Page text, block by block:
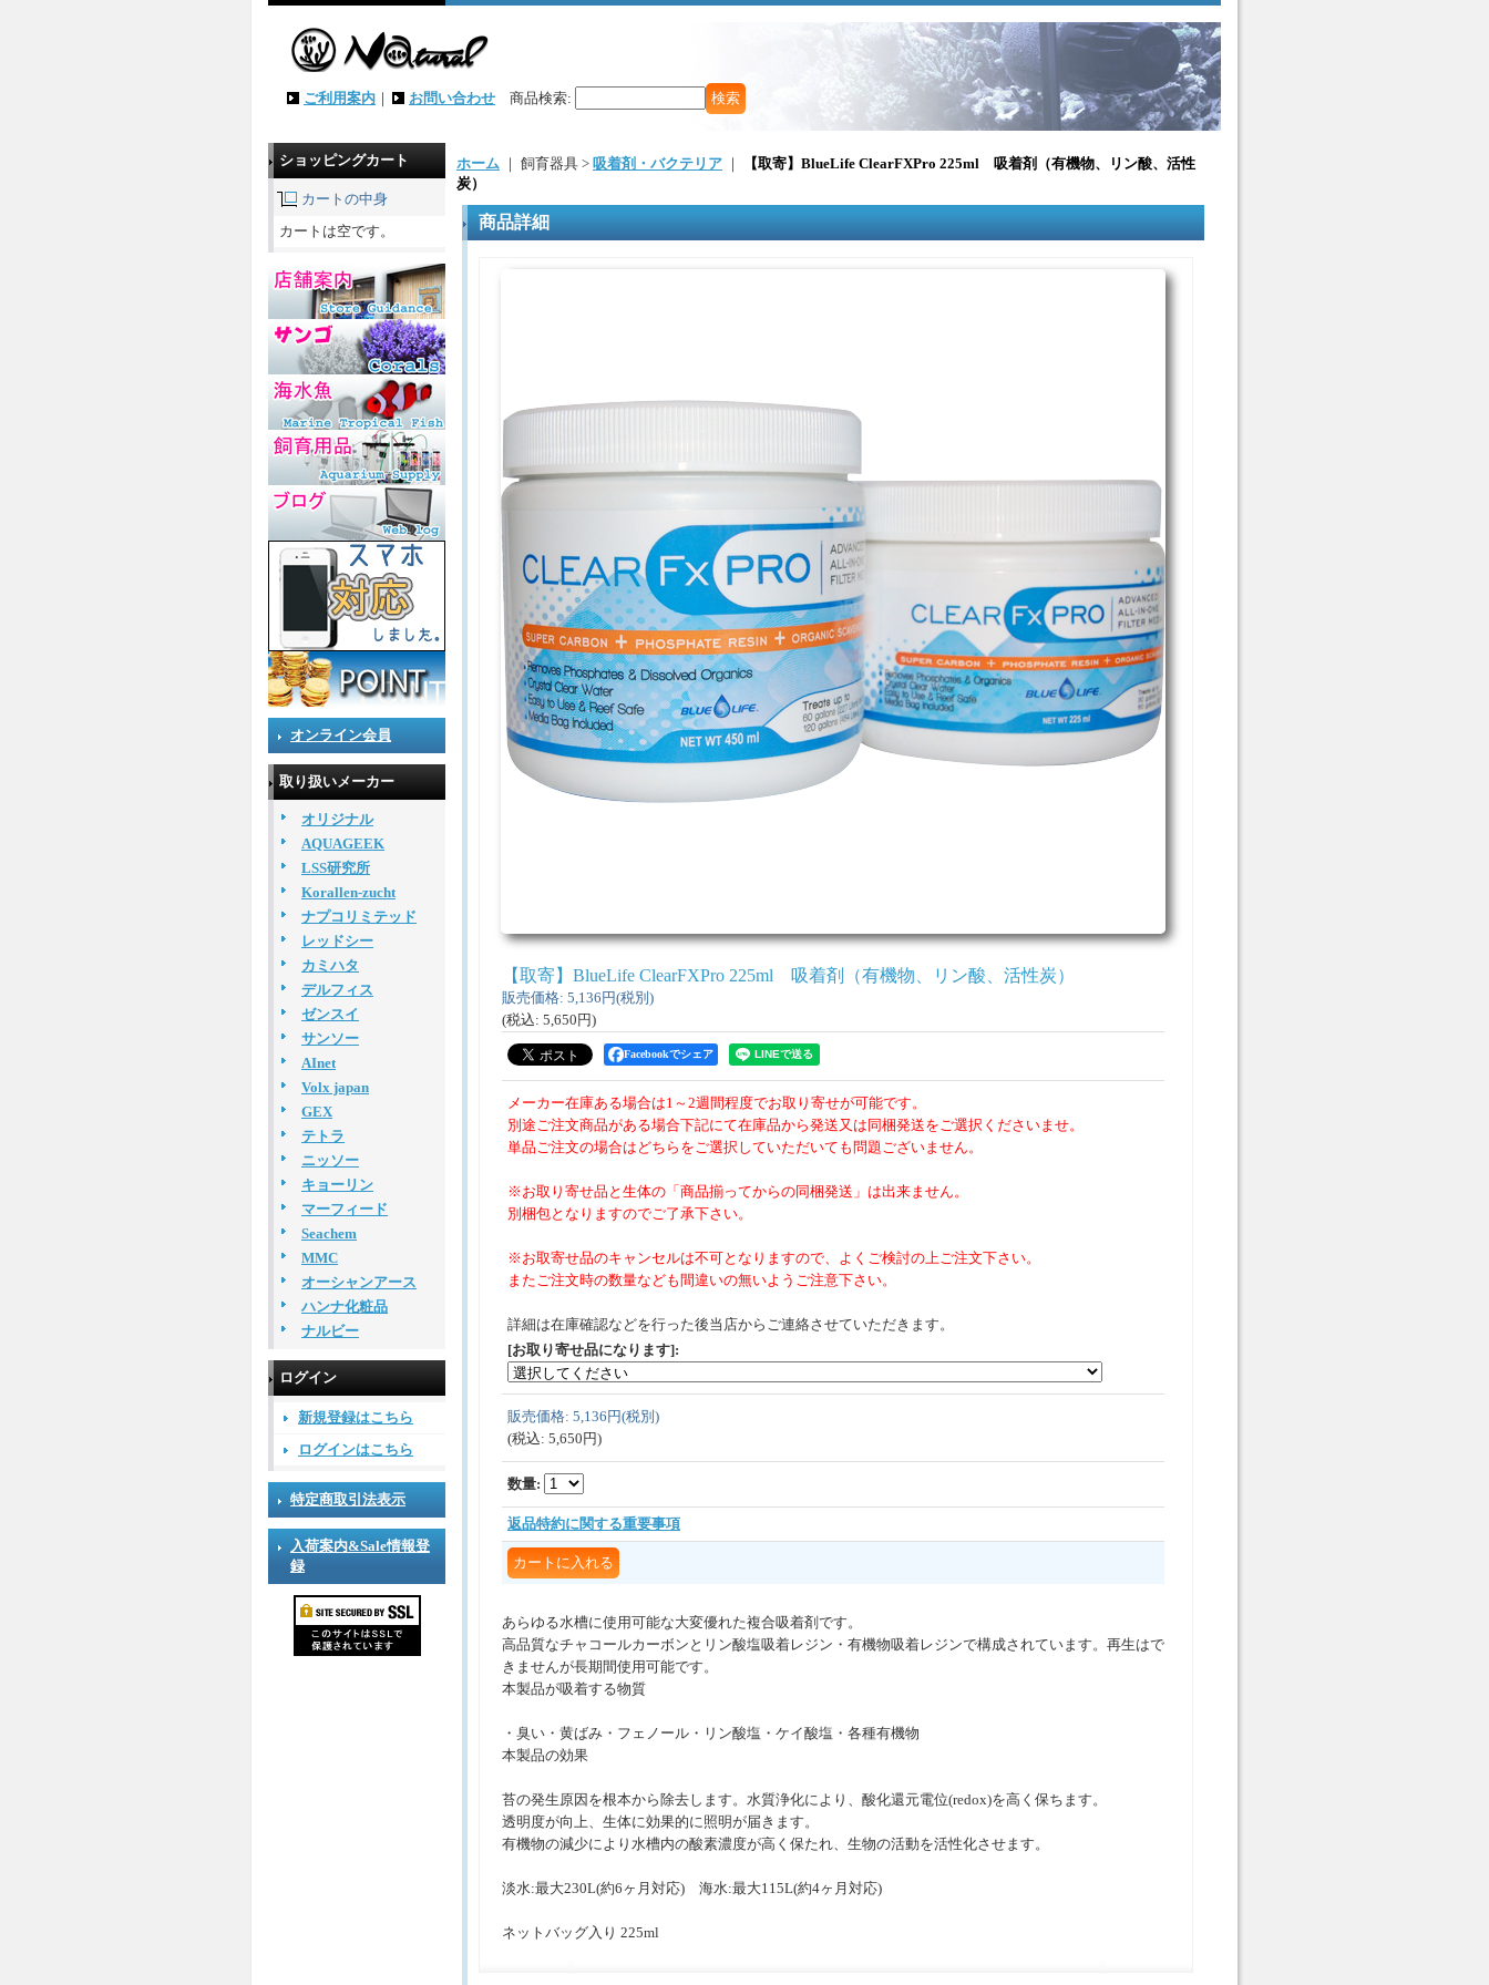
ご利用案内 ｜ お問い合わせ 商品検索:
ショッピングカート
カートの中身
カートは空です。
オンライン会員
取り扱いメーカー
オリジナル
AQUAGEEK
LSS研究所
Korallen-zucht
ナプコリミテッド
レッドシー
カミハタ
デルフィス
ゼンスイ
サンソー
AInet
Volx japan
GEX
テトラ
ニッソー
キョーリン
マーフィード
Seachem
MMC
オーシャンアース
ハンナ化粧品
ナルビー
ログイン
新規登録はこちら
ログインはこちら
特定商取引法表示
入荷案内&Sale情報登
録
ホーム ｜ 飼育器具 > 吸着剤・バクテリア ｜
【取寄】BlueLife ClearFXPro 225ml 吸着剤（有機物、リン酸、活性
炭）
商品詳細
【取寄】BlueLife ClearFXPro 225ml 吸着剤（有機物、リン酸、活性炭）
販売価格: 5,136円(税別)
(税込: 5,650円)
Facebookでシェア
メーカー在庫ある場合は1～2週間程度でお取り寄せが可能です。
別途ご注文商品がある場合下記にて在庫品から発送又は同梱発送をご選択くださいませ。
単品ご注文の場合はどちらをご選択していただいても問題ございません。
※お取り寄せ品と生体の「商品揃ってからの同梱発送」は出来ません。
別梱包となりますのでご了承下さい。
※お取寄せ品のキャンセルは不可となりますので、よくご検討の上ご注文下さい。
またご注文時の数量なども間違いの無いようご注意下さい。
詳細は在庫確認などを行った後当店からご連絡させていただきます。
[お取り寄せ品になります]:
販売価格: 5,136円(税別)
(税込: 5,650円)
数量:
返品特約に関する重要事項
あらゆる水槽に使用可能な大変優れた複合吸着剤です。
高品質なチャコールカーボンとリン酸塩吸着レジン・有機物吸着レジンで構成されています。再生はで
きませんが長期間使用可能です。
本製品が吸着する物質
・臭い・黄ばみ・フェノール・リン酸塩・ケイ酸塩・各種有機物
本製品の効果
苔の発生原因を根本から除去します。水質浄化により、酸化還元電位(redox)を高く保ちます。
透明度が向上、生体に効果的に照明が届きます。
有機物の減少により水槽内の酸素濃度が高く保たれ、生物の活動を活性化させます。
淡水:最大230L(約6ヶ月対応) 海水:最大115L(約4ヶ月対応)
ネットバッグ入り 225ml